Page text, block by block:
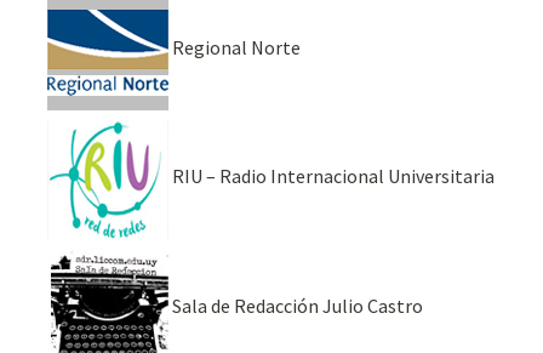
Regional Norte
RIU – Radio Internacional Universitaria
Sala de Redacción Julio Castro